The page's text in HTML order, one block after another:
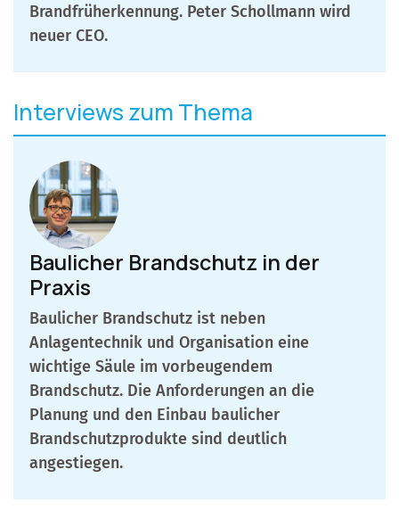
Brandfrüherkennung. Peter Schollmann wird
neuer CEO.
Interviews zum Thema
Baulicher Brandschutz in der
Praxis
Baulicher Brandschutz ist neben
Anlagentechnik und Organisation eine
wichtige Säule im vorbeugendem
Brandschutz. Die Anforderungen an die
Planung und den Einbau baulicher
Brandschutzprodukte sind deutlich
angestiegen.